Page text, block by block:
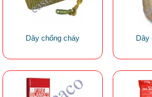
Dây chống cháy Dây